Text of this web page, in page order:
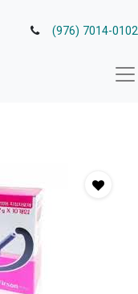
(976) 7014-0102